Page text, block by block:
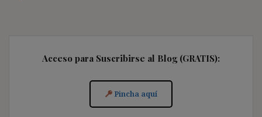
Acceso para Suscribirse al Blog (GRATIS):
Pincha aquí